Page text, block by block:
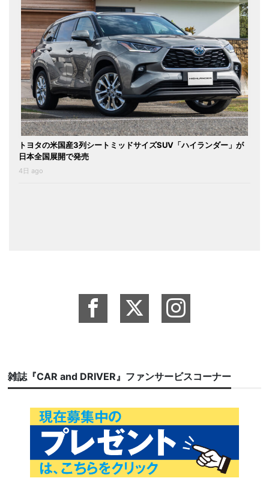
トヨタの米国産3列シートミッドサイズSUV「ハイランダー」が
日本全国展開で発売
4日 ago
雑誌『CAR and DRIVER』ファンサービスコーナー